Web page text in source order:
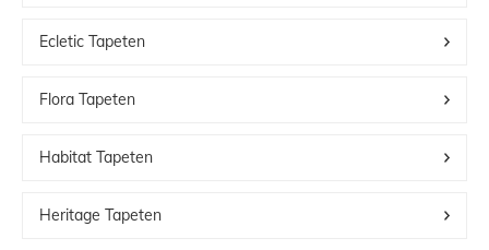
Habitat Tapeten
Flora Tapeten
Heritage Tapeten
Ecletic Tapeten